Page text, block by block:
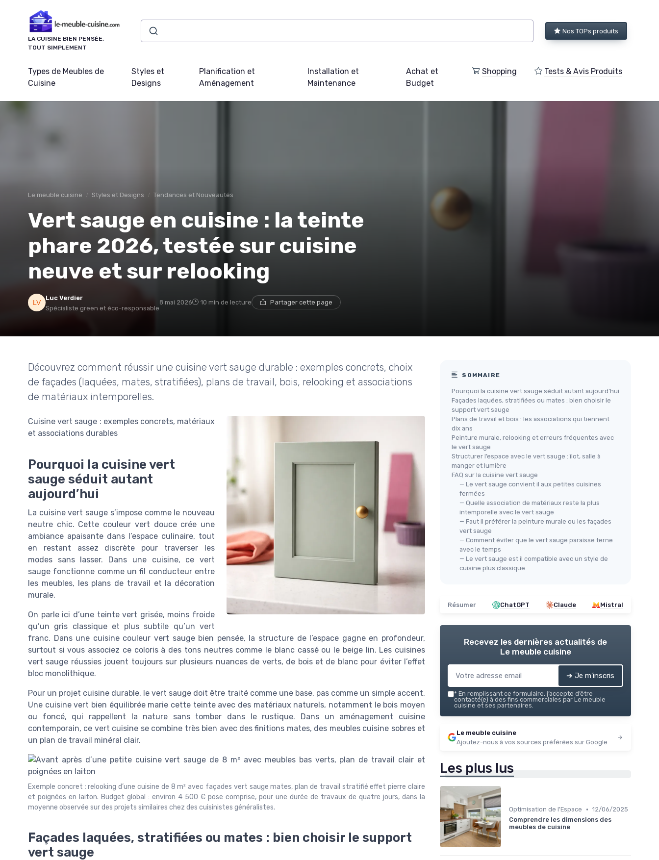
LA CUISINE BIEN PENSÉE,
TOUT SIMPLEMENT
Nos TOPs produits
Types de Meubles de
Cuisine
Styles et
Designs
Planification et
Aménagement
Installation et
Maintenance
Achat et
Budget
Shopping Tests & Avis Produits
Le meuble cuisine Styles et Designs Tendances et Nouveautés
Vert sauge en cuisine : la teinte
phare 2026, testée sur cuisine
neuve et sur relooking
Luc Verdier
Spécialiste green et éco-responsable
8 mai 2026 10 min de lecture Partager cette page
Découvrez comment réussir une cuisine vert sauge durable : exemples concrets, choix
de façades (laquées, mates, stratifiées), plans de travail, bois, relooking et associations
de matériaux intemporelles.
Cuisine vert sauge : exemples concrets, matériaux
et associations durables
Pourquoi la cuisine vert
sauge séduit autant
aujourd’hui
La cuisine vert sauge s’impose comme le nouveau
neutre chic. Cette couleur vert douce crée une
ambiance apaisante dans l’espace culinaire, tout
en restant assez discrète pour traverser les
modes sans lasser. Dans une cuisine, ce vert
sauge fonctionne comme un fil conducteur entre
les meubles, les plans de travail et la décoration
murale.
On parle ici d’une teinte vert grisée, moins froide
qu’un gris classique et plus subtile qu’un vert
franc. Dans une cuisine couleur vert sauge bien pensée, la structure de l’espace gagne en profondeur,
surtout si vous associez ce coloris à des tons neutres comme le blanc cassé ou le beige lin. Les cuisines
vert sauge réussies jouent toujours sur plusieurs nuances de verts, de bois et de blanc pour éviter l’effet
bloc monolithique.
Pour un projet cuisine durable, le vert sauge doit être traité comme une base, pas comme un simple accent.
Une cuisine vert bien équilibrée marie cette teinte avec des matériaux naturels, notamment le bois moyen
ou foncé, qui rappellent la nature sans tomber dans le rustique. Dans un aménagement cuisine
contemporain, ce vert cuisine se combine très bien avec des finitions mates, des meubles cuisine sobres et
un plan de travail minéral clair.
Exemple concret : relooking d’une cuisine de 8 m² avec façades vert sauge mates, plan de travail stratifié effet pierre claire
et poignées en laiton. Budget global : environ 4 500 € pose comprise, pour une durée de travaux de quatre jours, dans la
moyenne observée sur des projets similaires chez des cuisinistes généralistes.
Façades laquées, stratifiées ou mates : bien choisir le support
vert sauge
SOMMAIRE
Pourquoi la cuisine vert sauge séduit autant aujourd’hui
Façades laquées, stratifiées ou mates : bien choisir le
support vert sauge
Plans de travail et bois : les associations qui tiennent
dix ans
Peinture murale, relooking et erreurs fréquentes avec
le vert sauge
Structurer l’espace avec le vert sauge : îlot, salle à
manger et lumière
FAQ sur la cuisine vert sauge
— Le vert sauge convient il aux petites cuisines
fermées
— Quelle association de matériaux reste la plus
intemporelle avec le vert sauge
— Faut il préférer la peinture murale ou les façades
vert sauge
— Comment éviter que le vert sauge paraisse terne
avec le temps
— Le vert sauge est il compatible avec un style de
cuisine plus classique
Résumer ChatGPT Claude Mistral
Recevez les dernières actualités de
Le meuble cuisine
➔ Je m'inscris
* En remplissant ce formulaire, j’accepte d’être
contacté(e) à des fins commerciales par Le meuble
cuisine et ses partenaires.
Le meuble cuisine
Ajoutez-nous à vos sources préférées sur Google
Les plus lus
Optimisation de l'Espace • 12/06/2025
Comprendre les dimensions des
meubles de cuisine